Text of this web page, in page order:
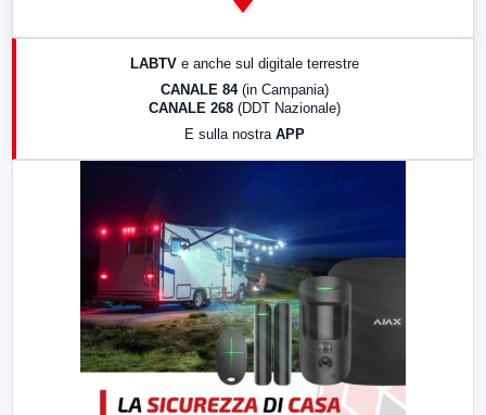
LABTV e anche sul digitale terrestre
CANALE 84 (in Campania)
CANALE 268 (DDT Nazionale)
E sulla nostra APP